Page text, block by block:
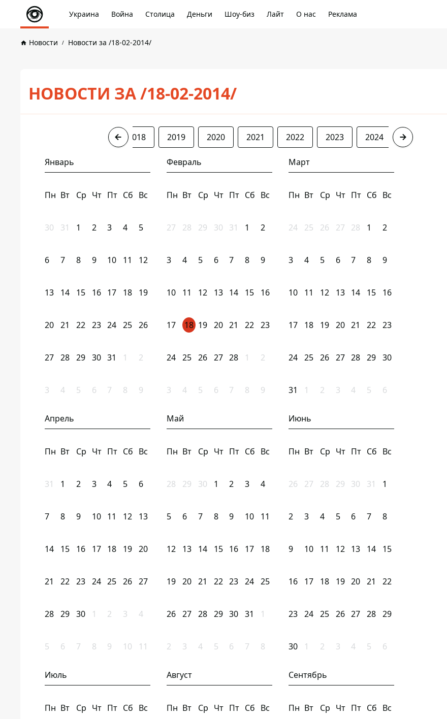
Украина Война Столица Деньги Шоу-биз Лайт О нас Реклама
Новости Новости за /18-02-2014/
НОВОСТИ ЗА /18-02-2014/
2018 2019 2020 2021 2022 2023 2024 2025
Январь
Пн Вт Ср Чт Пт Сб Вс
30 31 1 2 3 4 5
6 7 8 9 10 11 12
13 14 15 16 17 18 19
20 21 22 23 24 25 26
27 28 29 30 31 1 2
3 4 5 6 7 8 9
Февраль
Пн Вт Ср Чт Пт Сб Вс
27 28 29 30 31 1 2
3 4 5 6 7 8 9
10 11 12 13 14 15 16
17 18 19 20 21 22 23
24 25 26 27 28 1 2
3 4 5 6 7 8 9
Март
Пн Вт Ср Чт Пт Сб Вс
24 25 26 27 28 1 2
3 4 5 6 7 8 9
10 11 12 13 14 15 16
17 18 19 20 21 22 23
24 25 26 27 28 29 30
31 1 2 3 4 5 6
Апрель
Пн Вт Ср Чт Пт Сб Вс
31 1 2 3 4 5 6
7 8 9 10 11 12 13
14 15 16 17 18 19 20
21 22 23 24 25 26 27
28 29 30 1 2 3 4
5 6 7 8 9 10 11
Май
Пн Вт Ср Чт Пт Сб Вс
28 29 30 1 2 3 4
5 6 7 8 9 10 11
12 13 14 15 16 17 18
19 20 21 22 23 24 25
26 27 28 29 30 31 1
2 3 4 5 6 7 8
Июнь
Пн Вт Ср Чт Пт Сб Вс
26 27 28 29 30 31 1
2 3 4 5 6 7 8
9 10 11 12 13 14 15
16 17 18 19 20 21 22
23 24 25 26 27 28 29
30 1 2 3 4 5 6
Июль
Пн Вт Ср Чт Пт Сб Вс
Август
Пн Вт Ср Чт Пт Сб Вс
Сентябрь
Пн Вт Ср Чт Пт Сб Вс